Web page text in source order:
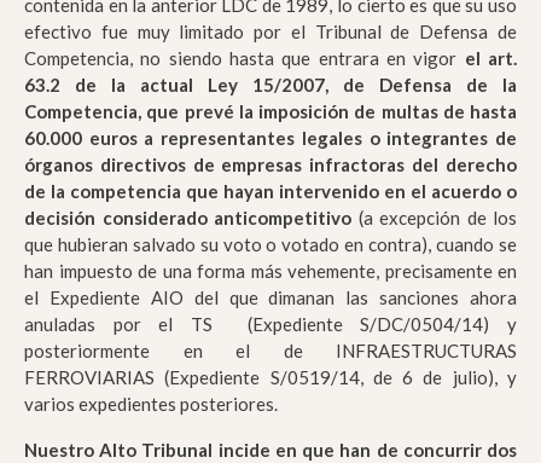
contenida en la anterior LDC de 1989, lo cierto es que su uso
efectivo fue muy limitado por el Tribunal de Defensa de
Competencia, no siendo hasta que entrara en vigor el art.
63.2 de la actual Ley 15/2007, de Defensa de la
Competencia, que prevé la imposición de multas de hasta
60.000 euros a representantes legales o integrantes de
órganos directivos de empresas infractoras del derecho
de la competencia que hayan intervenido en el acuerdo o
decisión considerado anticompetitivo (a excepción de los
que hubieran salvado su voto o votado en contra), cuando se
han impuesto de una forma más vehemente, precisamente en
el Expediente AIO del que dimanan las sanciones ahora
anuladas por el TS (Expediente S/DC/0504/14) y
posteriormente en el de INFRAESTRUCTURAS
FERROVIARIAS (Expediente S/0519/14, de 6 de julio), y
varios expedientes posteriores.
Nuestro Alto Tribunal incide en que han de concurrir dos